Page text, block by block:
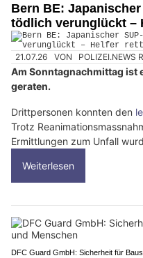
Bern BE:
tödlich verunglückt –
21.07.26 VON POLIZEI.NEWS
Am Sonntagnachmittag ist
geraten.
Drittpersonen konnten den
Trotz
Ermittlungen zum Unfall
Weiterlesen
DFC Guard GmbH: Sicherheit für